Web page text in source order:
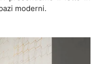
moderni.